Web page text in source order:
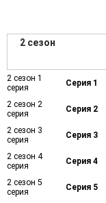
2 сезон
2 сезон 1
серия
Серия 1
2 сезон 2
серия
Серия 2
2 сезон 3
серия
Серия 3
2 сезон 4
серия
Серия 4
2 сезон 5
серия
Серия 5